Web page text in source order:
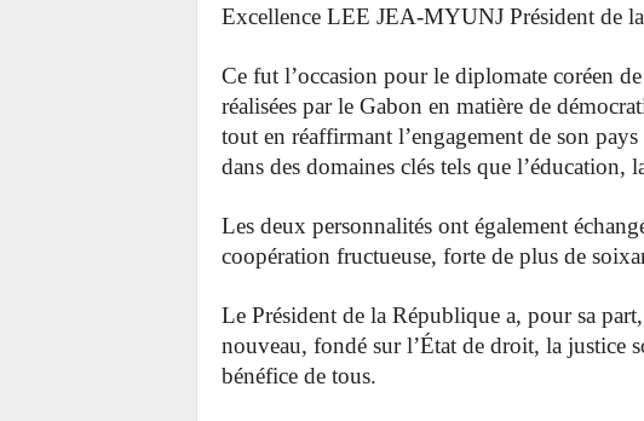
Excellence LEE JEA-MYUNJ Président de
Ce fut l’occasion pour le diplomate coréen de
réalisées par le Gabon en matière de
tout en réaffirmant l’engagement de son pays
dans des domaines clés tels que l’éducation,
Les deux personnalités ont également
coopération fructueuse, forte de plus de
Le Président de la République a, pour sa
nouveau, fondé sur l’État de droit, la justice
bénéfice de tous.